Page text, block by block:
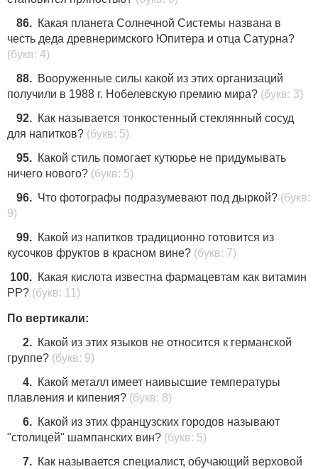
86. Какая планета Солнечной Системы названа в
честь деда древнеримского Юпитера и отца Сатурна?
(букв: 4)
88. Вооруженные силы какой из этих организаций
получили в 1988 г. Нобелевскую премию мира? (букв: 3)
92. Как называется тонкостенный стеклянный сосуд
для напитков? (букв: 5)
95. Какой стиль помогает кутюрье не придумывать
ничего нового? (букв: 5)
96. Что фотографы подразумевают под дыркой? (букв:
9)
99. Какой из напитков традиционно готовится из
кусочков фруктов в красном вине? (букв: 7)
100. Какая кислота известна фармацевтам как витамин
РР? (букв: 11)
По вертикали:
2. Какой из этих языков не относится к германской
группе? (букв: 9)
4. Какой металл имеет наивысшие температуры
плавления и кипения? (букв: 8)
6. Какой из этих французских городов называют
"столицей" шампанских вин? (букв: 5)
7. Как называется специалист, обучающий верховой